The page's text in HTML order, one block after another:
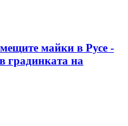
майки в Русе -
градинката на